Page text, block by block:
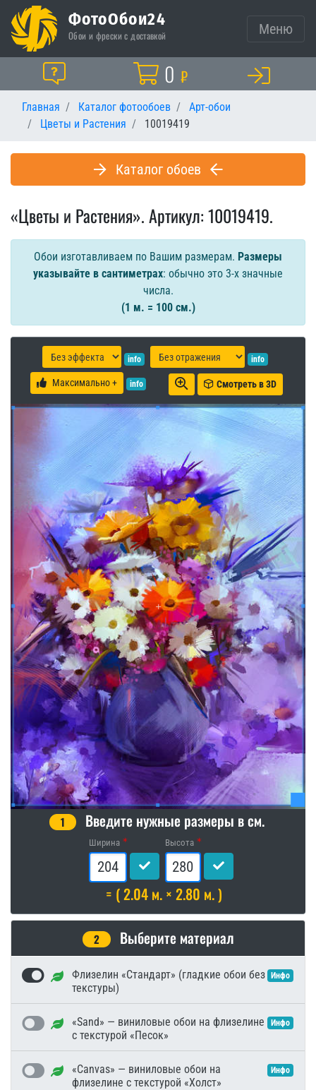
ФотоОбои24
Обои и фрески с доставкой Меню
Помощь Корзина
0 ₽
Главная Каталог фотообоев
Арт-обои
Цветы и Растения
10019419
Каталог обоев
«Цветы и Растения». Артикул: 10019419.
Обои изготавливаем по Вашим размерам. Размеры
указывайте в сантиметрах: обычно это 3-х значные
числа.
(1 м. = 100 см.)
info info
Максимально + info Смотреть в 3D
1 Введите нужные размеры в см.
Ширина Высота
= ( 2.04 м. × 2.80 м. )
2 Выберите материал
Флизелин «Стандарт» (гладкие обои без
текстуры)
Инфо
«Sand» — виниловые обои на флизелине
с текстурой «Песок»
Инфо
«Canvas» — виниловые обои на
флизелине с текстурой «Холст»
Инфо